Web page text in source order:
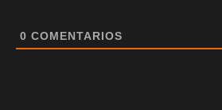
0 COMENTARIOS